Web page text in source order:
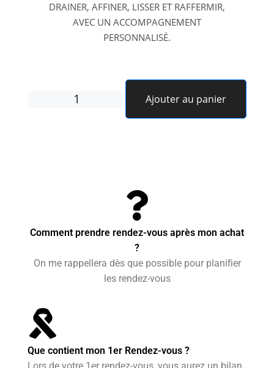
DRAINER, AFFINER, LISSER ET RAFFERMIR,
AVEC UN ACCOMPAGNEMENT
PERSONNALISÉ.
Ajouter au panier
Comment prendre rendez-vous après mon achat
?
On me rappellera dès que possible pour planifier
les rendez-vous
Que contient mon 1er Rendez-vous ?